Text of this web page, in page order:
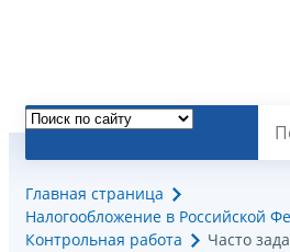
Главная страница
Налогообложение в Российской
Контрольная работа
Часто